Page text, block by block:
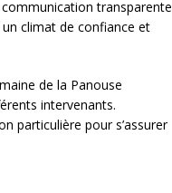
transparente
climat de confiance et
de la Panouse
intervenants.
particulière pour s’assurer